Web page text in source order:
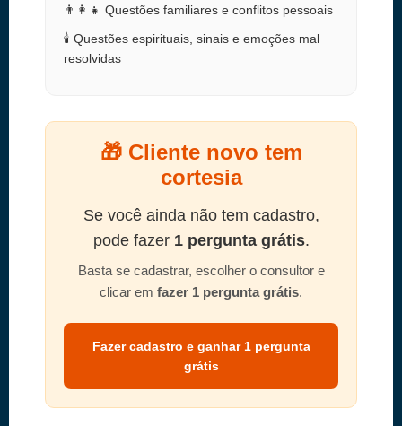
👨‍👩‍👧 Questões familiares e conflitos pessoais
🕯️ Questões espirituais, sinais e emoções mal
resolvidas
🎁 Cliente novo tem
cortesia
Se você ainda não tem cadastro,
pode fazer 1 pergunta grátis.
Basta se cadastrar, escolher o consultor e
clicar em fazer 1 pergunta grátis.
Fazer cadastro e ganhar 1 pergunta
grátis